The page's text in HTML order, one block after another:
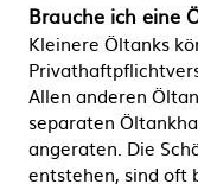
Brauche ich eine
Kleinere Öltanks
Allen anderen
separaten
angeraten. Die
entstehen, sind oft